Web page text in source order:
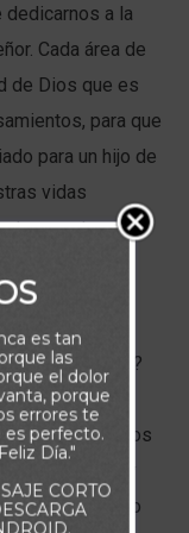
dedicarnos a la
Cada área de
de Dios que es
para que
para un hijo de
vidas
nuestra
en todas
Dios en tu vida?
el Espíritu
pensamientos
malos y
permitiendo
es tan
las
el dolor
porque
errores te
es perfecto.
Día."
CORTO